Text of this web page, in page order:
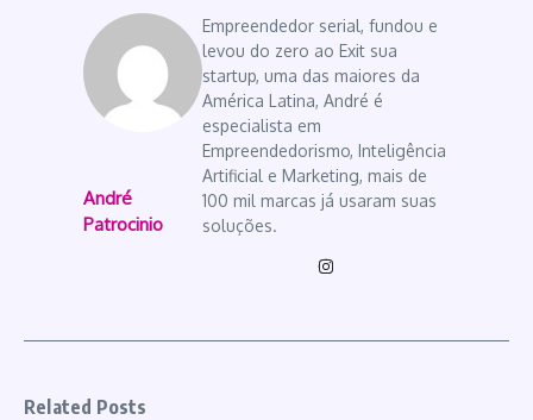
André
Patrocinio
Empreendedor serial, fundou e
levou do zero ao Exit sua
startup, uma das maiores da
América Latina, André é
especialista em
Empreendedorismo, Inteligência
Artificial e Marketing, mais de
100 mil marcas já usaram suas
soluções.
Related Posts